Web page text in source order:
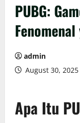
PUBG:
admin
August 30, 2025
Apa Itu